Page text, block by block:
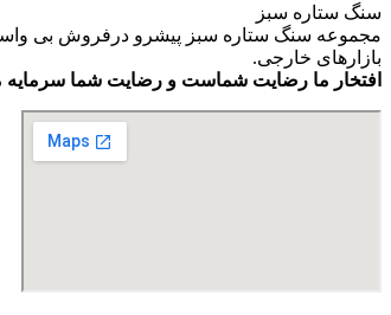
سنگ ستاره سبز
مجموعه سنگ ستاره سبز پیشرو درفروش بی واسطه
بازارهای خارجی.
افتخار ما رضایت شماست و رضایت شما